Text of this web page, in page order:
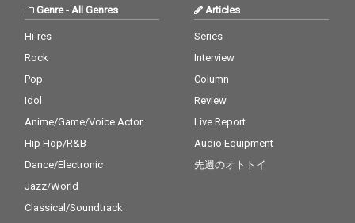
Genre- All Genres
Hi-res
Rock
Pop
Idol
Anime/Game/Voice Actor
Hip Hop/R&B
Dance/Electronic
Jazz/World
Classical/Soundtrack
Articles
Series
Interview
Column
Review
Live Report
Audio Equipment
先週のオトトイ